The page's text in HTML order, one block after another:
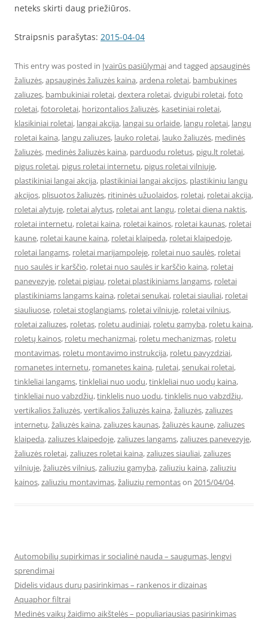
neteks skirti daug priežiūros.
Straipsnis parašytas: 2015-04-04
This entry was posted in Įvairūs pasiūlymaiand tagged apsauginės
žaliuzės,apsauginės žaliuzės kaina,ardena roletai, bambukines
zaliuzes, bambukiniai roletai,dextera roletai,dvigubi roletai,foto
roletai,fotoroletai, horizontalios žaliuzės, kasetiniai roletai,
klasikiniai roletai, langai akcija, langai su orlaide, langų roletai, langu
roletai kaina, langu zaliuzes, lauko roletai, lauko žaliuzės, medinės
žaliuzės, medinės žaliuzės kaina, parduodu roletus, pigu.lt roletai,
pigus roletai, pigus roletai internetu, pigus roletai vilniuje,
plastikiniai langai akcija, plastikiniai langai akcijos, plastikiniu langu
akcijos, plisuotos žaliuzės, ritininės užuolaidos, roletai, roletai akcija,
roletai alytuje, roletai alytus, roletai ant langu, roletai diena naktis,
roletai internetu, roletai kaina, roletai kainos, roletai kaunas, roletai
kaune, roletai kaune kaina, roletai klaipeda, roletai klaipedoje,
roletai langams, roletai marijampoleje, roletai nuo saulės, roletai
nuo saulės ir karščio, roletai nuo saulės ir karščio kaina, roletai
panevezyje, roletai pigiau, roletai plastikiniams langams, roletai
plastikiniams langams kaina, roletai senukai, roletai siauliai, roletai
siauliuose, roletai stoglangiams, roletai vilniuje, roletai vilnius,
roletai zaliuzes, roletas, roletu audiniai, roletu gamyba, roletu kaina,
roletų kainos, roletu mechanizmai, roletu mechanizmas, roletu
montavimas, roletu montavimo instrukcija, roletu pavyzdziai,
romanetes internetu, romanetes kaina, ruletai,senukai roletai,
tinkleliai langams,tinkleliai nuo uodu,tinkleliai nuo uodų kaina,
tinkleliai nuo vabzdžių,tinklelis nuo uodu,tinklelis nuo vabzdžių,
vertikalios žaliuzės,vertikalios žaliuzės kaina,žaliuzės,zaliuzes
internetu,žaliuzės kaina,zaliuzes kaunas,žaliuzės kaune,zaliuzes
klaipeda,zaliuzes klaipedoje,zaliuzes langams,zaliuzes panevezyje,
žaliuzės roletai,zaliuzes roletai kaina,zaliuzes siauliai,zaliuzes
vilniuje,žaliuzės vilnius,zaliuziu gamyba,zaliuziu kaina,zaliuziu
kainos,zaliuziu montavimas,žaliuzių remontason 2015/04/04.
Automobilių supirkimas ir socialinė nauda – saugumas, lengvi
sprendimai
Didelis vidaus durų pasirinkimas – rankenos ir dizainas
Aquaphor filtrai
Medinės vaikų žaidimo aikštelės – populiariausias pasirinkimas